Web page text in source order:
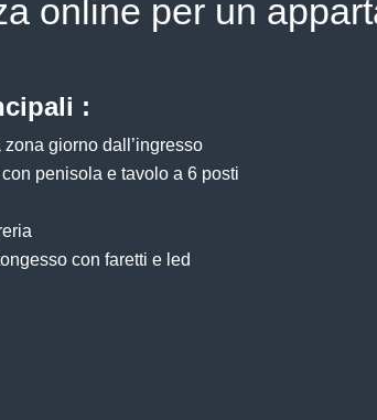
online per un
:
zona giorno dall’ingresso
penisola e tavolo a 6 posti
con faretti e led